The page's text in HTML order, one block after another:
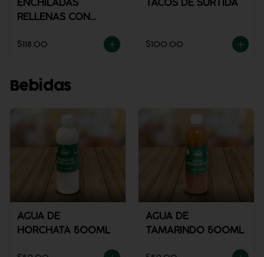
ENCHILADAS
RELLENAS CON
$118.00
TACOS DE SURTIDA
$100.00
Bebidas
AGUA DE
HORCHATA 500ML
AGUA DE
TAMARINDO 500ML